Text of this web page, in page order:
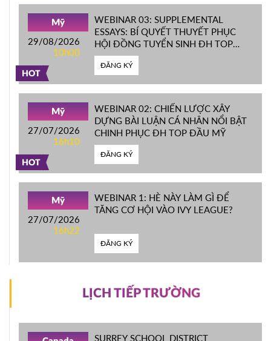
HOT
Mỹ
29/08/2026
10h00
WEBINAR 03: SUPPLEMENTAL
ESSAYS: BÍ QUYẾT THUYẾT PHỤC
HỘI ĐỒNG TUYỂN SINH ĐH TOP
ĐẦU MỸ
ĐĂNG KÝ
HOT
Mỹ
27/07/2026
16h10
WEBINAR 02: CHIẾN LƯỢC XÂY
DỰNG BÀI LUẬN CÁ NHÂN NỔI BẬT
CHINH PHỤC ĐH TOP ĐẦU MỸ
ĐĂNG KÝ
Mỹ
27/07/2026
16h22
WEBINAR 1: HÈ NÀY LÀM GÌ ĐỂ
TĂNG CƠ HỘI VÀO IVY LEAGUE?
ĐĂNG KÝ
LỊCH TIẾP TRƯỜNG
SURREY SCHOOL DISTRICT